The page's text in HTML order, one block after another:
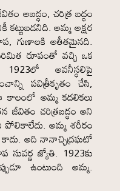
అబద్ధం, చరిత్ర బద్ధం
అమ్మ అక్షర
గుణాలకి అతీతమైనది.
రూపంతో వచ్చి ఒక
అవనీస్థలిపై
పవిత్రీకృతం చేసి,
అమ్మ కదలికలు
చరిత్రబద్ధం అని
పోలికాలేదు. అమ్మ శరీరం
అది నానాచ్ఛిద్రఘటో
జ్యోతి. 1923కు
ఉంటుంది అమ్మ.